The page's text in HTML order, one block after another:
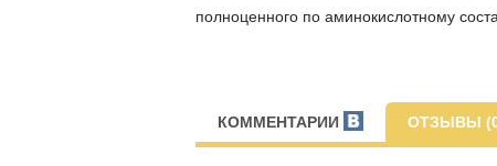
полноценного по аминокислотному
КОММЕНТАРИИ ОТЗЫВЫ